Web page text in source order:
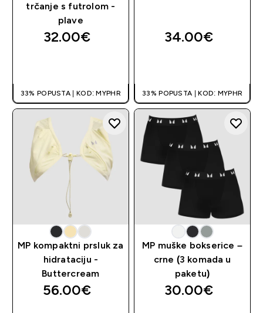
trčanje s futrolom -
plave
32.00€‎
33% POPUSTA | KOD: MYPHR
34.00€‎
33% POPUSTA | KOD: MYPHR
MP kompaktni prsluk za
hidrataciju -
Buttercream
56.00€‎
MP muške bokserice –
crne (3 komada u
paketu)
30.00€‎